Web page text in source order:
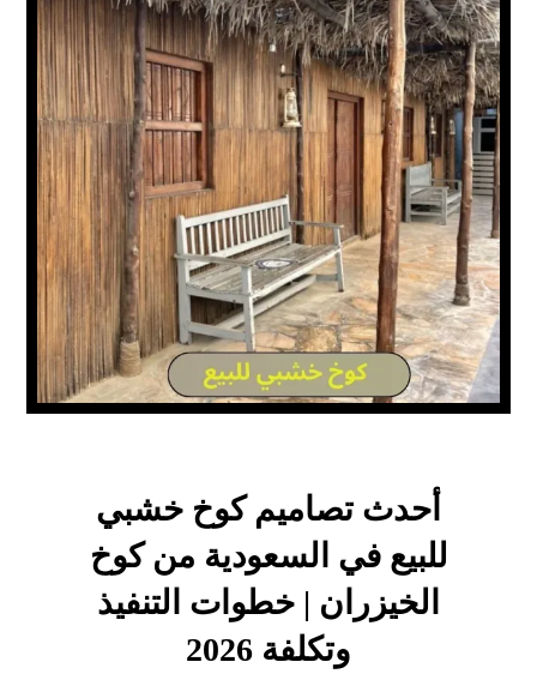
أحدث تصاميم كوخ خشبي
للبيع في السعودية من كوخ
الخيزران | خطوات التنفيذ
وتكلفة 2026